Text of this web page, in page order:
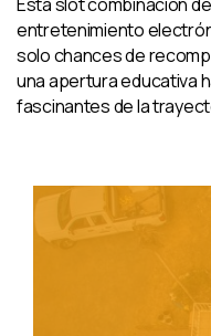
Esta slot combinación
entretenimiento
solo chances de
una apertura educativa
fascinantes de la